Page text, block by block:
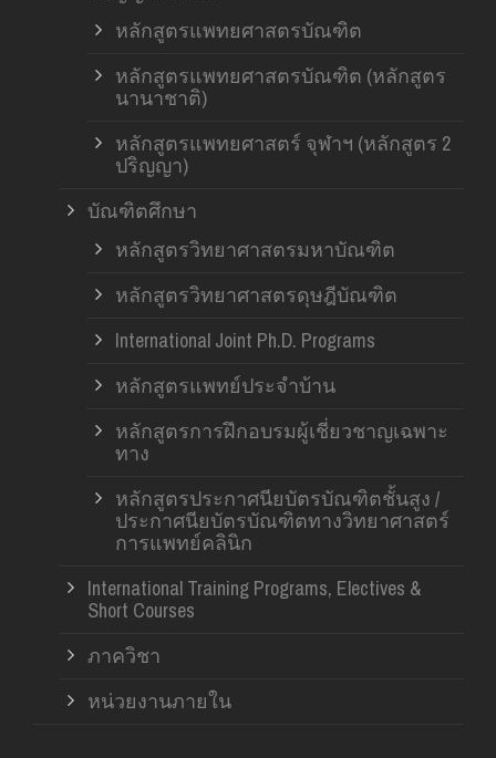
หลักสูตรแพทยศาสตรบัณฑิต
หลักสูตรแพทยศาสตรบัณฑิต (หลักสูตร
นานาชาติ)
หลักสูตรแพทยศาสตร์ จุฬาฯ (หลักสูตร 2
ปริญญา)
บัณฑิตศึกษา
หลักสูตรวิทยาศาสตรมหาบัณฑิต
หลักสูตรวิทยาศาสตรดุษฎีบัณฑิต
International Joint Ph.D. Programs
หลักสูตรแพทย์ประจำบ้าน
หลักสูตรการฝึกอบรมผู้เชี่ยวชาญเฉพาะ
ทาง
หลักสูตรประกาศนียบัตรบัณฑิตชั้นสูง /
ประกาศนียบัตรบัณฑิตทางวิทยาศาสตร์
การแพทย์คลินิก
International Training Programs, Electives &
Short Courses
ภาควิชา
หน่วยงานภายใน